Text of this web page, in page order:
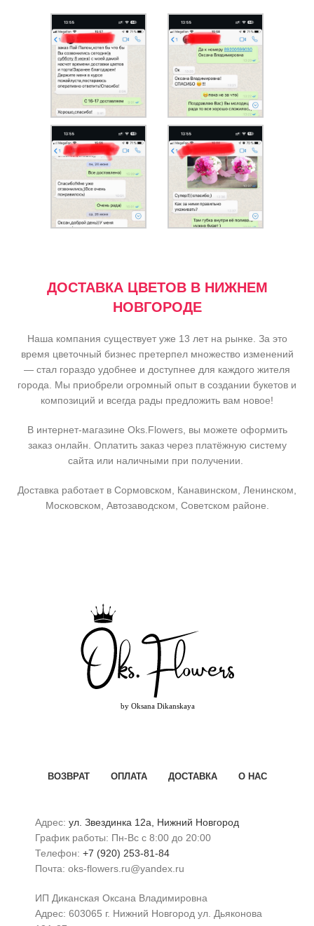
ДОСТАВКА ЦВЕТОВ В НИЖНЕМ
НОВГОРОДЕ
Наша компания существует уже 13 лет на рынке. За это
время цветочный бизнес претерпел множество изменений
— стал гораздо удобнее и доступнее для каждого жителя
города. Мы приобрели огромный опыт в создании букетов и
композиций и всегда рады предложить вам новое!
В интернет-магазине Oks.Flowers, вы можете оформить
заказ онлайн. Оплатить заказ через платёжную систему
сайта или наличными при получении.
Доставка работает в Сормовском, Канавинском, Ленинском,
Московском, Автозаводском, Советском районе.
ВОЗВРАТ ОПЛАТА ДОСТАВКА О НАС
Адрес: ул. Звездинка 12а, Нижний Новгород
График работы: Пн-Вс с 8:00 до 20:00
Телефон: +7 (920) 253-81-84
Почта: oks-flowers.ru@yandex.ru
ИП Диканская Оксана Владимировна
Адрес: 603065 г. Нижний Новгород ул. Дьяконова